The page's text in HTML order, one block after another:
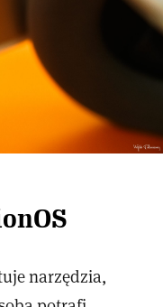
narzędzia,